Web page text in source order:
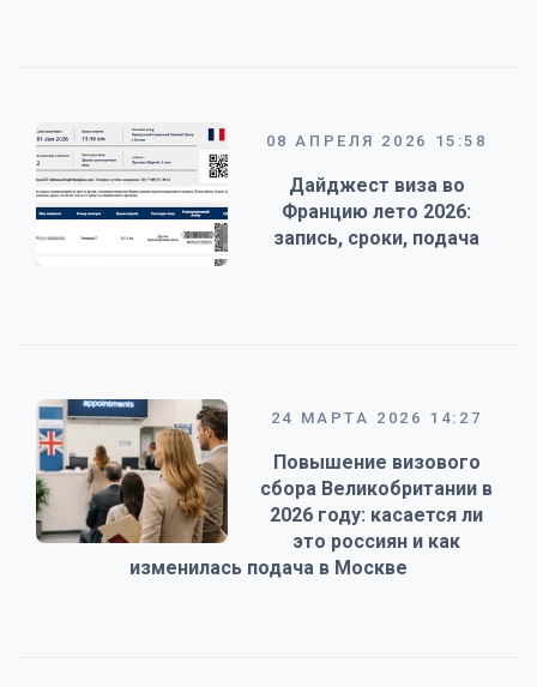
08 АПРЕЛЯ 2026 15:58
Дайджест виза во
Францию лето 2026:
запись, сроки, подача
24 МАРТА 2026 14:27
Повышение визового
сбора Великобритании в
2026 году: касается ли
это россиян и как
изменилась подача в Москве